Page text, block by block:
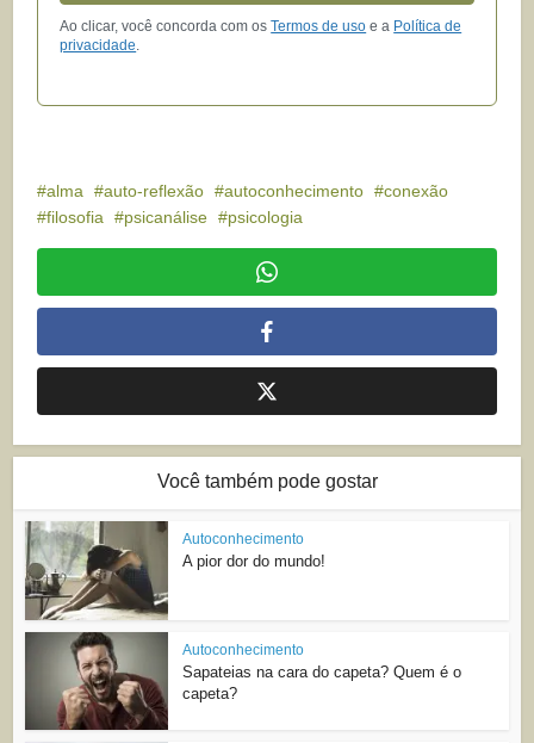
Ao clicar, você concorda com osTermos de uso e a Política de
privacidade
alma auto-reflexão autoconhecimento
conexão
filosofia
psicanálise psicologia
Você também pode gostar
Autoconhecimento
A pior dor do mundo!
Autoconhecimento
Sapateias na cara do capeta? Quem é o
capeta?